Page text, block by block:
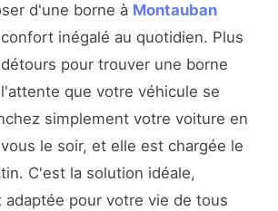
d'une borne à Montauban
inégalé au quotidien. Plus
pour trouver une borne
que votre véhicule se
simplement votre voiture en
le soir, et elle est chargée le
C'est la solution idéale,
pour votre vie de tous